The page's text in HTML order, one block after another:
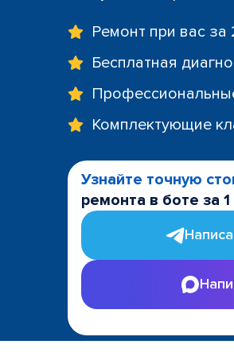
Ремонт при вас за
Бесплатная
Комплектующие
Узнайте точную
ремонта в боте за